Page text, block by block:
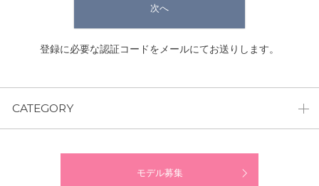
次へ
登録に必要な認証コードをメールにてお送りします。
CATEGORY
モデル募集